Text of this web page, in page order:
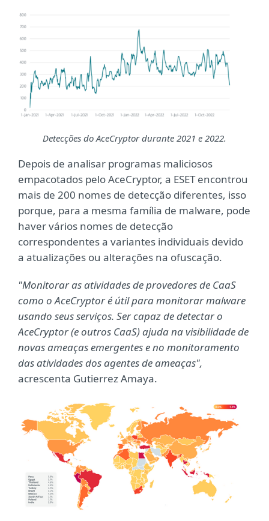
Detecções do AceCryptor durante 2021 e 2022.
Depois de analisar programas maliciosos
empacotados pelo AceCryptor, a ESET encontrou
mais de 200 nomes de detecção diferentes, isso
porque, para a mesma família de malware, pode
haver vários nomes de detecção
correspondentes a variantes individuais devido
a atualizações ou alterações na ofuscação.
"Monitorar as atividades de provedores de CaaS
como o AceCryptor é útil para monitorar malware
usando seus serviços. Ser capaz de detectar o
AceCryptor (e outros CaaS) ajuda na visibilidade de
novas ameaças emergentes e no monitoramento
das atividades dos agentes de ameaças",
acrescenta Gutierrez Amaya.